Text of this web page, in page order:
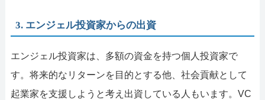
3. エンジェル投資家からの出資
エンジェル投資家は、多額の資金を持つ個人投資家で
す。将来的なリターンを目的とする他、社会貢献として
起業家を支援しようと考え出資している人もいます。VC